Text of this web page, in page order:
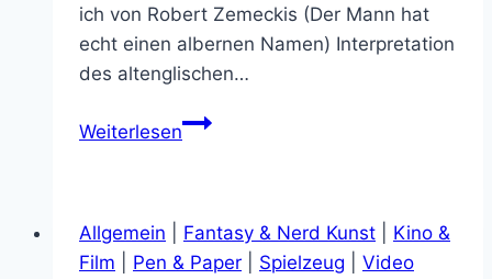
ich von Robert Zemeckis (Der Mann hat
echt einen albernen Namen) Interpretation
des altenglischen…
WeiterlesenDer
Allgemein Fantasy & Nerd Kunst
Kino &
Film
Pen & Paper Spielzeug
Video